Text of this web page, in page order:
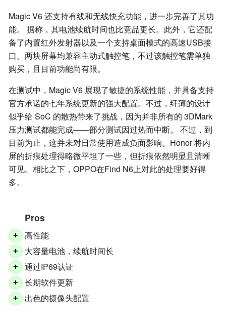
Magic V6 还支持有线和无线快充功能，进一步完善了其功
能。 据称，其电池续航时间也比竞品更长。此外，它还配
备了内置红外发射器以及一个支持桌面模式的高速USB接
口。两块屏幕均兼容主动式触控笔，不过该触控笔需单独
购买，且目前功能尚有限。
在测试中，Magic V6 展现了敏捷的系统性能，并具备支持
官方承诺的七年系统更新的强大配置。不过，纤薄的设计
似乎给 SoC 的散热带来了挑战，因为并非所有的 3DMark
压力测试都能完成——部分测试因过热而中断。 不过，到
目前为止，这并未对日常使用造成负面影响。Honor 将内
屏的折痕处理得略微平坦了一些，但折痕依然明显且清晰
可见。相比之下，OPPO在Find N6上对此的处理要好得
多。
Pros
+ 高性能
+ 大容量电池，续航时间长
+ 通过IP69认证
+ 长期软件更新
+ 出色的摄像头配置